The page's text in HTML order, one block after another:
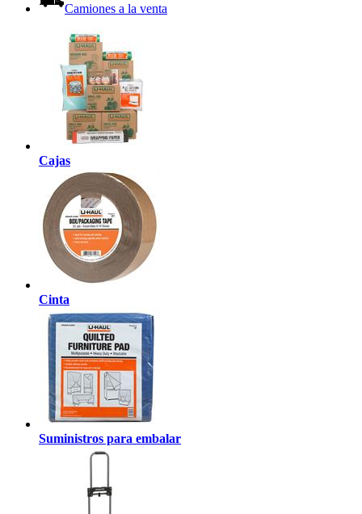
Camiones a la venta
Cajas
Cinta
Suministros para embalar